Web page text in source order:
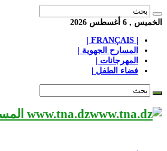
الخميس , 6 أغسطس 2026
المسارح الجهوية |
المهرجانات |
فضاء الطفل |
www.tna.dz المسرح الوطني الجزائري مؤسسة ثقافية عريقة تابعة لوزارة الثقافة-الجزائر، يحمل اسم العميد «محي الدين بشطارزي».